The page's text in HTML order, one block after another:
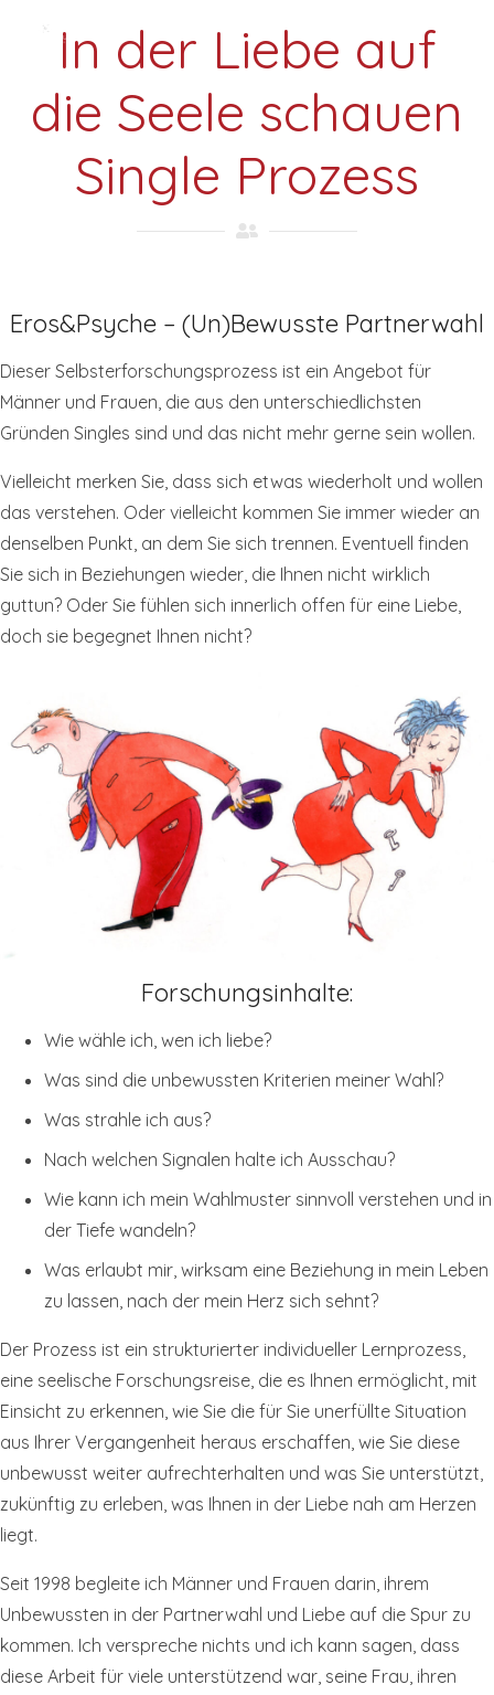
In der Liebe auf
die Seele schauen
Single Prozess
Eros&Psyche – (Un)Bewusste Partnerwahl
Dieser Selbsterforschungsprozess ist ein Angebot für
Männer und Frauen, die aus den unterschiedlichsten
Gründen Singles sind und das nicht mehr gerne sein wollen.
Vielleicht merken Sie, dass sich etwas wiederholt und wollen
das verstehen. Oder vielleicht kommen Sie immer wieder an
denselben Punkt, an dem Sie sich trennen. Eventuell finden
Sie sich in Beziehungen wieder, die Ihnen nicht wirklich
guttun? Oder Sie fühlen sich innerlich offen für eine Liebe,
doch sie begegnet Ihnen nicht?
Forschungsinhalte:
Wie wähle ich, wen ich liebe?
Was sind die unbewussten Kriterien meiner Wahl?
Was strahle ich aus?
Nach welchen Signalen halte ich Ausschau?
Wie kann ich mein Wahlmuster sinnvoll verstehen und in
der Tiefe wandeln?
Was erlaubt mir, wirksam eine Beziehung in mein Leben
zu lassen, nach der mein Herz sich sehnt?
Der Prozess ist ein strukturierter individueller Lernprozess,
eine seelische Forschungsreise, die es Ihnen ermöglicht, mit
Einsicht zu erkennen, wie Sie die für Sie unerfüllte Situation
aus Ihrer Vergangenheit heraus erschaffen, wie Sie diese
unbewusst weiter aufrechterhalten und was Sie unterstützt,
zukünftig zu erleben, was Ihnen in der Liebe nah am Herzen
liegt.
Seit 1998 begleite ich Männer und Frauen darin, ihrem
Unbewussten in der Partnerwahl und Liebe auf die Spur zu
kommen. Ich verspreche nichts und ich kann sagen, dass
diese Arbeit für viele unterstützend war, seine Frau, ihren